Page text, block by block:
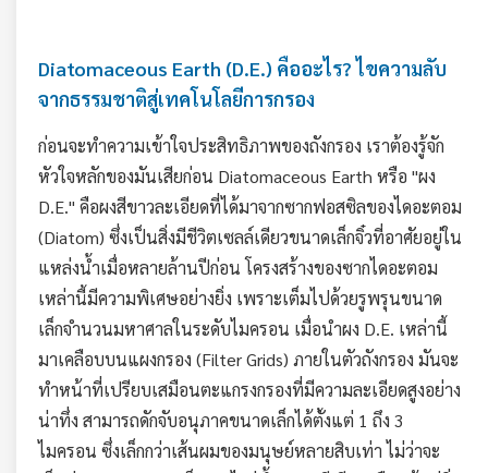
Diatomaceous Earth (D.E.) คืออะไร? ไขความลับ
จากธรรมชาติสู่เทคโนโลยีการกรอง
ก่อนจะทำความเข้าใจประสิทธิภาพของถังกรอง เราต้องรู้จัก
หัวใจหลักของมันเสียก่อน Diatomaceous Earth หรือ "ผง
D.E." คือผงสีขาวละเอียดที่ได้มาจากซากฟอสซิลของไดอะตอม
(Diatom) ซึ่งเป็นสิ่งมีชีวิตเซลล์เดียวขนาดเล็กจิ๋วที่อาศัยอยู่ใน
แหล่งน้ำเมื่อหลายล้านปีก่อน โครงสร้างของซากไดอะตอม
เหล่านี้มีความพิเศษอย่างยิ่ง เพราะเต็มไปด้วยรูพรุนขนาด
เล็กจำนวนมหาศาลในระดับไมครอน เมื่อนำผง D.E. เหล่านี้
มาเคลือบบนแผงกรอง (Filter Grids) ภายในตัวถังกรอง มันจะ
ทำหน้าที่เปรียบเสมือนตะแกรงกรองที่มีความละเอียดสูงอย่าง
น่าทึ่ง สามารถดักจับอนุภาคขนาดเล็กได้ตั้งแต่ 1 ถึง 3
ไมครอน ซึ่งเล็กกว่าเส้นผมของมนุษย์หลายสิบเท่า ไม่ว่าจะ